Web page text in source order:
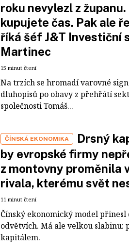
roku nevylezl z
kupujete čas. Pak ale
říká šéf J&T Investiční
Martinec
15 minut čtení
Na trzích se hromadí varovné
dluhopisů po obavy z přehřátí
společnosti Tomáš...
ČÍNSKÁ EKONOMIKA
Drsný
by evropské firmy
z montovny proměnila
rivala, kterému svět
11 minut čtení
Čínský ekonomický model
odvětvích. Má ale velkou slabinu:
kapitálem.